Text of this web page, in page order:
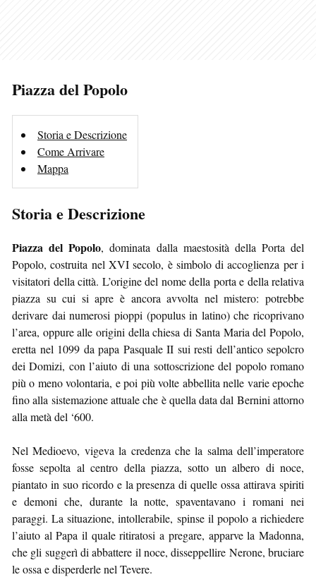
Piazza del Popolo
Storia e Descrizione
Come Arrivare
Mappa
Storia e Descrizione
Piazza del Popolo, dominata dalla maestosità della Porta del
Popolo, costruita nel XVI secolo, è simbolo di accoglienza per i
visitatori della città. L’origine del nome della porta e della relativa
piazza su cui si apre è ancora avvolta nel mistero: potrebbe
derivare dai numerosi pioppi (populus in latino) che ricoprivano
l’area, oppure alle origini della chiesa di Santa Maria del Popolo,
eretta nel 1099 da papa Pasquale II sui resti dell’antico sepolcro
dei Domizi, con l’aiuto di una sottoscrizione del popolo romano
più o meno volontaria, e poi più volte abbellita nelle varie epoche
fino alla sistemazione attuale che è quella data dal Bernini attorno
alla metà del ‘600.
Nel Medioevo, vigeva la credenza che la salma dell’imperatore
fosse sepolta al centro della piazza, sotto un albero di noce,
piantato in suo ricordo e la presenza di quelle ossa attirava spiriti
e demoni che, durante la notte, spaventavano i romani nei
paraggi. La situazione, intollerabile, spinse il popolo a richiedere
l’aiuto al Papa il quale ritiratosi a pregare, apparve la Madonna,
che gli suggerì di abbattere il noce, disseppellire Nerone, bruciare
le ossa e disperderle nel Tevere.